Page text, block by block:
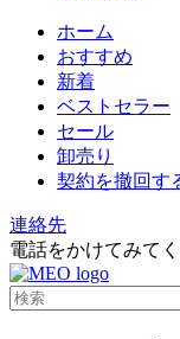
ホーム
おすすめ
新着
ベストセラー
セール
卸売り
契約を撤回す
連絡先
電話をかけてみて